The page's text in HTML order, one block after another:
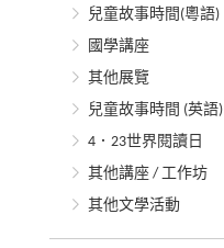
兒童故事時間(粵語)
國學講座
其他展覽
兒童故事時間 (英語)
4．23世界閱讀日
其他講座 / 工作坊
其他文學活動